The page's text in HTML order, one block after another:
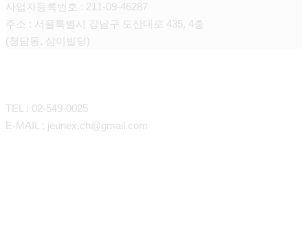
사업자등록번호 : 211-09-46287
주소 : 서울특별시 강남구 도산대로 435, 4층
(청담동, 삼이빌딩)
TEL : 02-549-0025
E-MAIL : jeunex.ch@gmail.com